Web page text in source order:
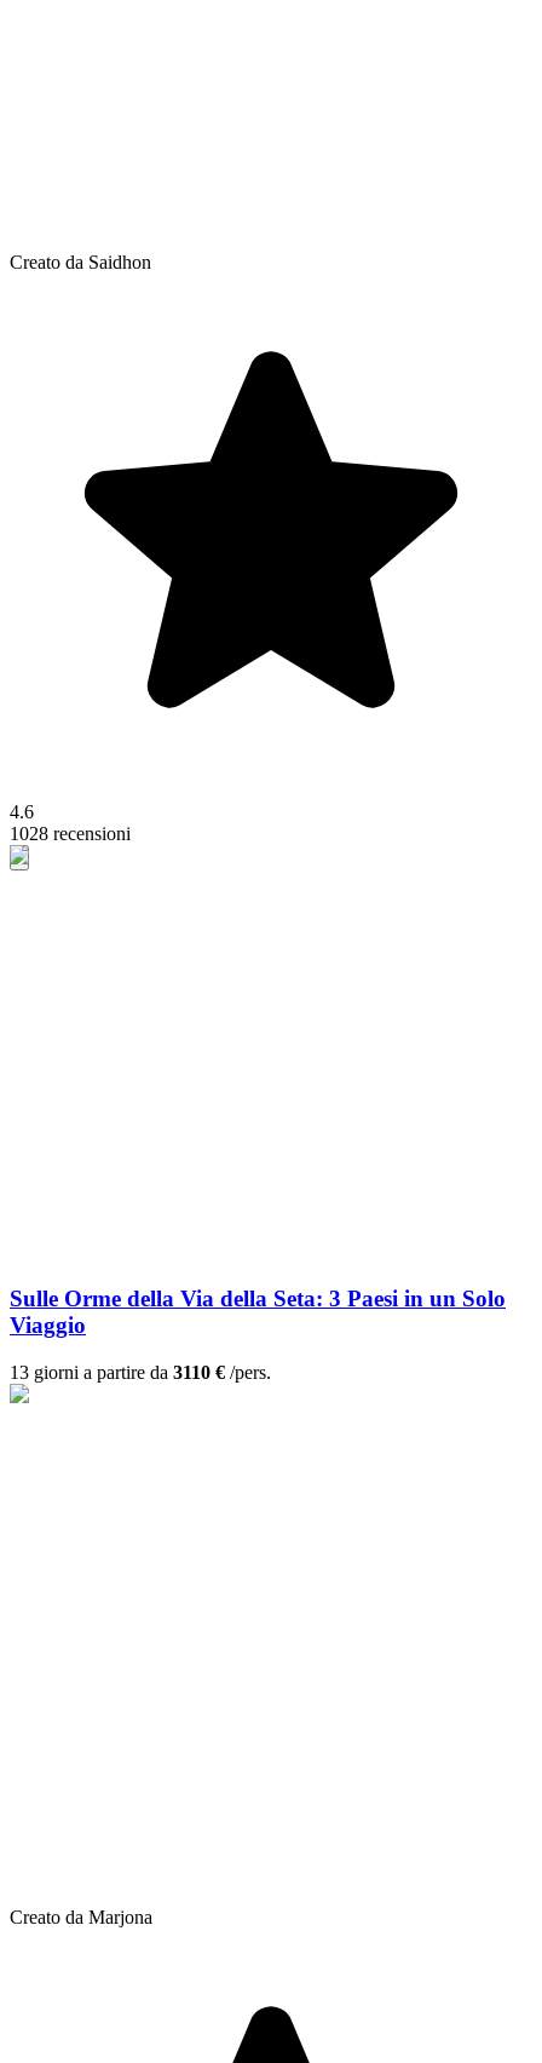
Creato da Saidhon
4.6
1028 recensioni
Sulle Orme della Via della Seta: 3 Paesi in un Solo
Viaggio
13 giorni a partire da 3110 € /pers.
Creato da Marjona